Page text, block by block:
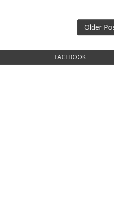
Older
FACEBOOK